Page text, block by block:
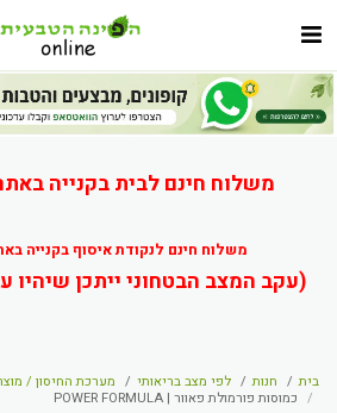
משלוח חינם לבית בקנייה באתר מעל
משלוח חינם לנקודת איסוף בקנייה באתר
(עקב המצב הבטחוני ייתכן שיהיו
בית חנות לפי מצב בריאותי
מערכת החיסון /
כמוסות פורמולת פאוור | POWER FORMULA